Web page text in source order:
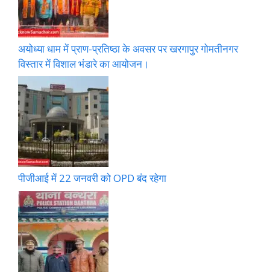
अयोध्या धाम में प्राण-प्रतिष्ठा के अवसर पर खरगापुर गोमतीनगर
विस्तार में विशाल भंडारे का आयोजन।
पीजीआई में 22 जनवरी को OPD बंद रहेगा